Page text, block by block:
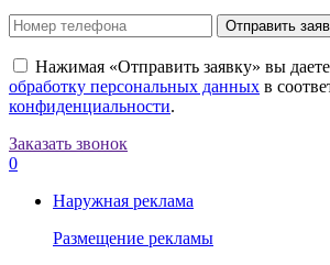
Отправить
Нажимая «Отправить заявку» вы даете
обработку персональных данных в
конфиденциальности.
Заказать звонок
0
Наружная реклама
Размещение рекламы